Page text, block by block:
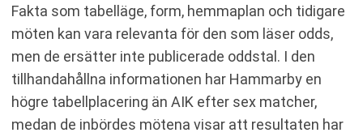
Fakta som tabelläge, form, hemmaplan och tidigare
möten kan vara relevanta för den som läser odds,
men de ersätter inte publicerade oddstal. I den
tillhandahållna informationen har Hammarby en
högre tabellplacering än AIK efter sex matcher,
medan de inbördes mötena visar att resultaten har